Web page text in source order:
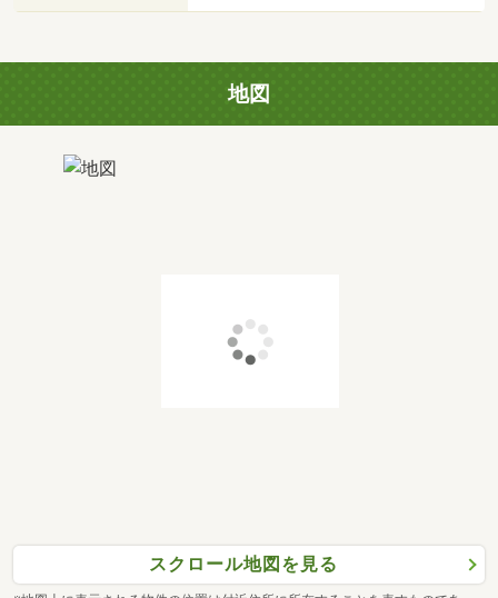
地図
スクロール地図を見る